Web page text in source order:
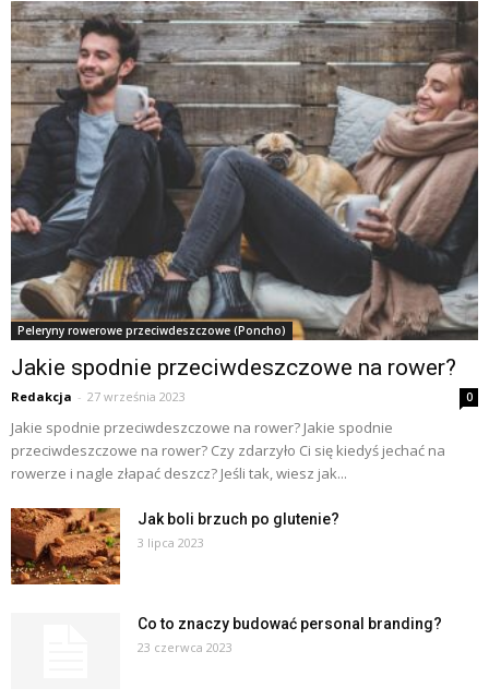
Peleryny rowerowe przeciwdeszczowe (Poncho)
Jakie spodnie przeciwdeszczowe na rower?
Redakcja - 27 września 2023 0
Jakie spodnie przeciwdeszczowe na rower? Jakie spodnie
przeciwdeszczowe na rower? Czy zdarzyło Ci się kiedyś jechać na
rowerze i nagle złapać deszcz? Jeśli tak, wiesz jak...
Jak boli brzuch po glutenie?
3 lipca 2023
Co to znaczy budować personal branding?
23 czerwca 2023